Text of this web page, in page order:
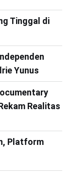
Tinggal di
Yunus
Realitas
Platform